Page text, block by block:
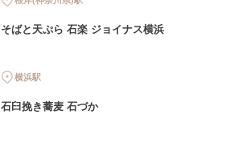
そばと天ぷら 石楽 ジョイナス横浜
横浜駅
石臼挽き蕎麦 石づか